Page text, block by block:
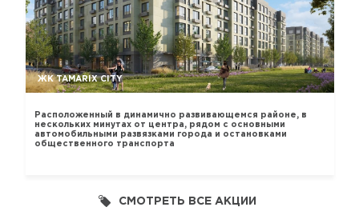
ЖК TAMARIX CITY
Расположенный в динамично развивающемся районе, в
нескольких минутах от центра, рядом с основными
автомобильными развязками города и остановками
общественного транспорта
СМОТРЕТЬ ВСЕ АКЦИИ